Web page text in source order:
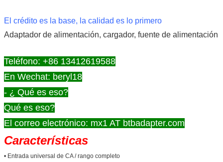
El crédito es la base, la calidad es lo primero
Adaptador de alimentación, cargador, fuente de alimentación
Teléfono: +86 13412619588
En Wechat: beryl18
- ¿ Qué es eso?
Qué es eso?
El correo electrónico: mx1 AT btbadapter.com
Características
• Entrada universal de CA / rango completo